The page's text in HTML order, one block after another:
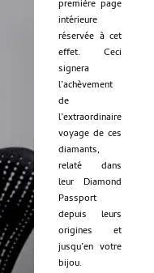
première page
intérieure
réservée à cet
effet. Ceci
signera
l’achèvement
de
l’extraordinaire
voyage de ces
diamants,
relaté dans
leur Diamond
Passport
depuis leurs
origines et
jusqu’en votre
bijou.